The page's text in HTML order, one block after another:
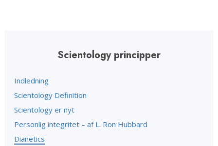
Scientology principper
Indledning
Scientology Definition
Scientology er nyt
Personlig integritet – af L. Ron Hubbard
Dianetics